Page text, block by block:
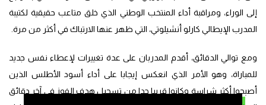
إلى الوراء، ومراقبة أداء المنتخب الوطني الذي خلق متاعب حقيقية لكتيبة
المدرب الإيطالي كارلو أنشيلوتي، التي ظهر عنها الارتباك في أكثر من مرة.
ومع توالي الدقائق، أقدم المدربان على عدة تغييرات لإعطاء نفس جديد
للمباراة، وهو الأمر الذي انعكس إيجابا على أداء أسود الأطلس الذين
أصبحوا أكثر شراسة وكانوا قريبا جدا من تسجيل هدف الفوز في آخر دقائق